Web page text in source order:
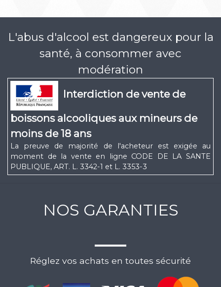
L'abus d'alcool est dangereux pour la
santé, à consommer avec
modération
Interdiction de vente de
boissons alcooliques aux mineurs de
moins de 18 ans
La preuve de majorité de l'acheteur est exigée au
moment de la vente en ligne CODE DE LA SANTE
PUBLIQUE, ART. L. 3342-1 et L. 3353-3
NOS GARANTIES
Réglez vos achats en toutes sécurité